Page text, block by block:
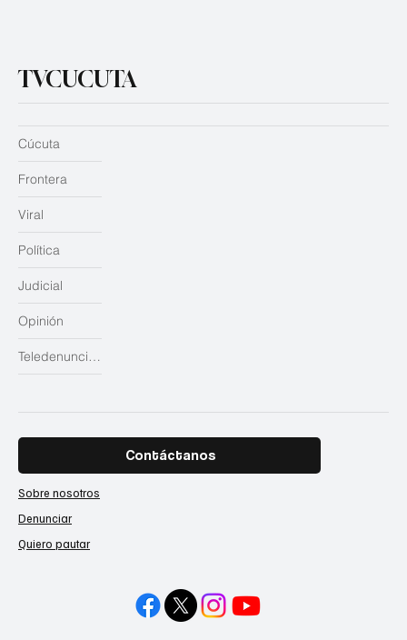
TVCUCUTA
Judicial
Opinión
Teledenuncias
Cúcuta
Frontera
Viral
Política
Contáctanos
Sobre nosotros
Denunciar
Quiero pautar